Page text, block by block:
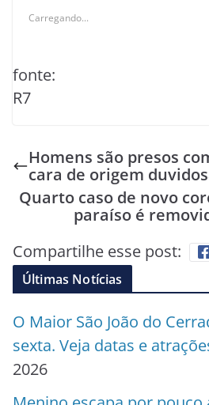
Carregando...
fonte:
R7
Homens são presos
cara de origem
Quarto caso de novo
paraíso é
Compartilhe esse post:
Últimas Notícias
O Maior São João do
sexta. Veja datas e
2026